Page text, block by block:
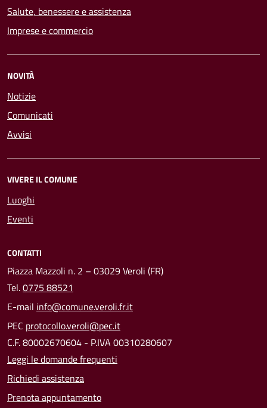
Salute, benessere e assistenza
Imprese e commercio
NOVITÀ
Notizie
Comunicati
Avvisi
VIVERE IL COMUNE
Luoghi
Eventi
CONTATTI
Piazza Mazzoli n. 2 – 03029 Veroli (FR)
Tel.0775 88521
E-mail info@comune.veroli.fr.it
PEC protocollo.veroli@pec.it
C.F. 80002670604 - P.IVA 00310280607
Leggi le domande frequenti
Richiedi assistenza
Prenota appuntamento